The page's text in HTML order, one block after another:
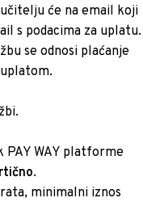
će na email koji
s podacima za uplatu.
se odnosi plaćanje
PAY WAY platforme
.
minimalni iznos